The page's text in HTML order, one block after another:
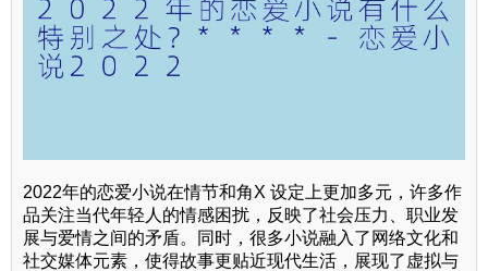
2022年的恋爱小说在情节和角X 设定上更加多元，许多作
品关注当代年轻人的情感困扰，反映了社会压力、职业发
展与爱情之间的矛盾。同时，很多小说融入了网络文化和
社交媒体元素，使得故事更贴近现代生活，展现了虚拟与